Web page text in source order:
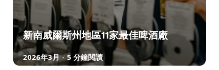
新南威爾斯州地區11家最佳啤酒廠
2026年3月 - 5 分鐘閱讀